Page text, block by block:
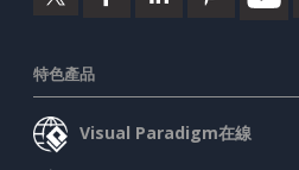
特色產品
Visual Paradigm在線